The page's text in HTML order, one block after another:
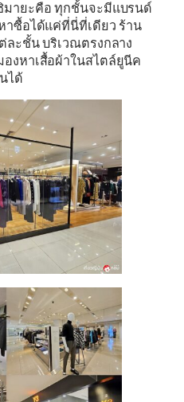
มายะคือ ทุกชั้นจะมีแบรนด์
าซื้อได้แค่ที่นี่ที่เดียว ร้าน
ละชั้น บริเวณตรงกลาง
งหาเสื้อผ้าในสไตล์ยูนีค
ได้